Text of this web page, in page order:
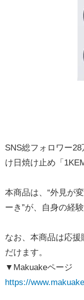
SNS総フォロワー
け日焼け止め「
本商品は、“外見が
ーき”が、自身の経
なお、本商品は応
だけます。
▼Makuakeページ
https://